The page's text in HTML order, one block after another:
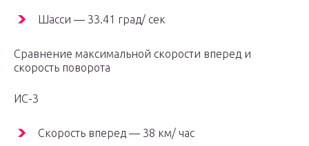
Шасси — 33.41 град/ сек
Сравнение максимальной скорости вперед и
скорость поворота
ИС-3
Скорость вперед — 38 км/ час